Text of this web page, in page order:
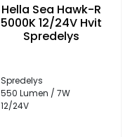
Hella Sea Hawk-R
5000K 12/24V Hvit
Spredelys
Spredelys
550 Lumen / 7W
12/24V